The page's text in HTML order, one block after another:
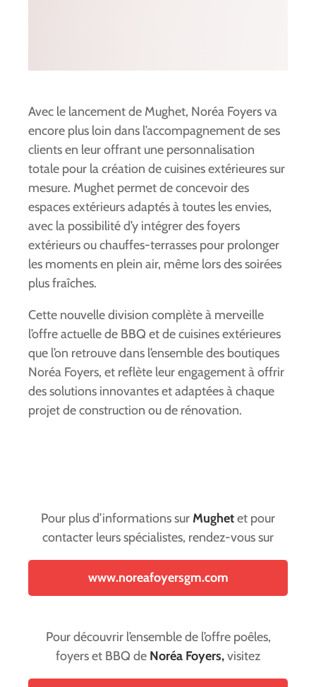
Avec le lancement de Mughet, Noréa Foyers va
encore plus loin dans l’accompagnement de ses
clients en leur offrant une personnalisation
totale pour la création de cuisines extérieures sur
mesure. Mughet permet de concevoir des
espaces extérieurs adaptés à toutes les envies,
avec la possibilité d’y intégrer des foyers
extérieurs ou chauffes-terrasses pour prolonger
les moments en plein air, même lors des soirées
plus fraîches.
Cette nouvelle division complète à merveille
l’offre actuelle de BBQ et de cuisines extérieures
que l’on retrouve dans l’ensemble des boutiques
Noréa Foyers, et reflète leur engagement à offrir
des solutions innovantes et adaptées à chaque
projet de construction ou de rénovation.
Pour plus d’informations surMughetet pour
contacter leurs spécialistes, rendez-vous sur
www.noreafoyersgm.com
Pour découvrir l’ensemble de l’offre poêles,
foyers et BBQ de Noréa Foyers,visitez